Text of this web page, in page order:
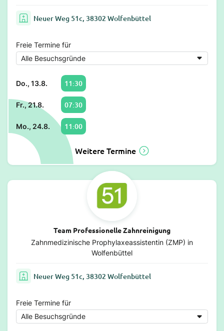
Neuer Weg 51c, 38302 Wolfenbüttel
Freie Termine für
Do., 13.8. 11:30
Fr., 21.8. 07:30
Mo., 24.8. 11:00
Weitere Termine
Team Professionelle Zahnreinigung
Zahnmedizinische Prophylaxeassistentin (ZMP) in
Wolfenbüttel
Neuer Weg 51c, 38302 Wolfenbüttel
Freie Termine für